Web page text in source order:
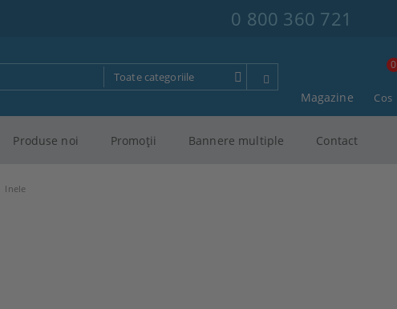
0 800 360 721
Magazine Cos
0
Produse noi Promoţii Bannere multiple Contact
Inele